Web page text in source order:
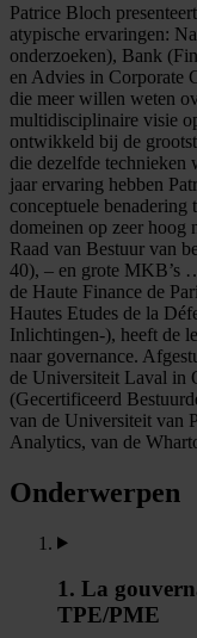
Patrice Bloch
atypische ervaringen:
onderzoeken), Bank
en Advies in Corporate
die meer willen weten
multidisciplinaire visie
ontwikkeld bij de
die dezelfde technieken
jaar ervaring hebben
conceptuele
domeinen op zeer hoog
Raad van Bestuur van
40), – en grote MKB’s
de Haute Finance de
Hautes Etudes de la
Inlichtingen-), heeft de
naar governance.
de Universiteit Laval in
(Gecertificeerd
van de Universiteit van
Analytics, van de
Onderwerpen
1. La
TPE/PME